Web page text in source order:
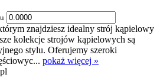
znajdziesz idealny strój kąpielowy
kolekcje strojów kąpielowych są
stylu. Oferujemy szeroki
pokaż więcej »